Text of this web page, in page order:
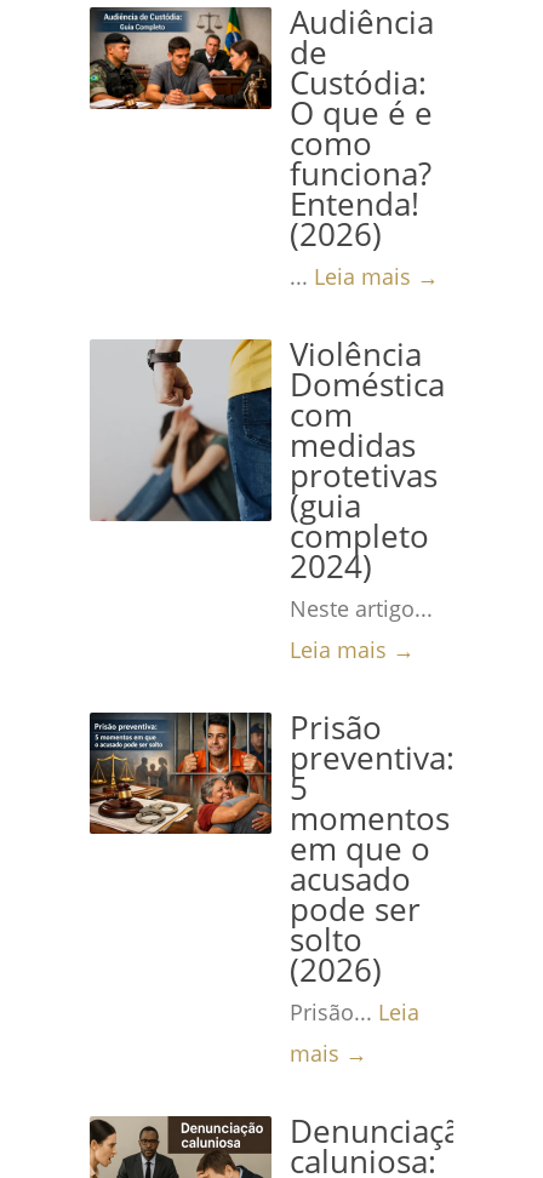
Audiência
de
Custódia:
O que é e
como
funciona?
Entenda!
(2026)
... Leia mais →
Violência
Doméstica
com
medidas
protetivas
(guia
completo
2024)
Neste artigo...
Leia mais →
Prisão
preventiva:
5
momentos
em que o
acusado
pode ser
solto
(2026)
Prisão... Leia
mais →
Denunciação
caluniosa: